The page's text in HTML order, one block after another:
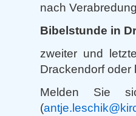
nach
Bibelstunde in
zweiter und
Drackendorf oder
Melden Sie
(